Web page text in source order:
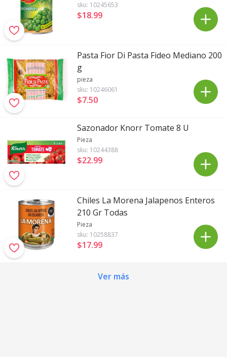
sku: 10245653
$18.99
Pasta Fior Di Pasta Fideo Mediano 200
g
pieza
sku: 10246061
$7.50
Sazonador Knorr Tomate 8 U
Pieza
sku: 10244388
$22.99
Chiles La Morena Jalapenos Enteros
210 Gr Todas
Pieza
sku: 10258837
$17.99
Ver más